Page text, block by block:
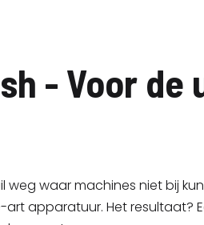
=
=
- Voor de
waar machines niet bij
apparatuur. Het resultaat?